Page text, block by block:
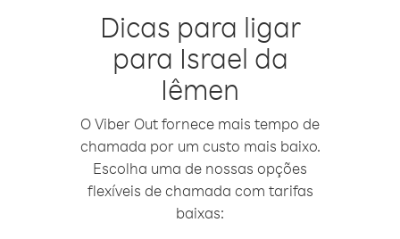
Dicas para ligar
para Israel da
Iêmen
O Viber Out fornece mais tempo de
chamada por um custo mais baixo.
Escolha uma de nossas opções
flexíveis de chamada com tarifas
baixas: